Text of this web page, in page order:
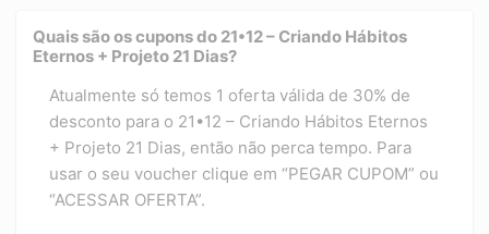
Quais são os cupons do 21•12 – Criando Hábitos
Eternos + Projeto 21 Dias?
Atualmente só temos 1 oferta válida de 30% de
desconto para o 21•12 – Criando Hábitos Eternos
+ Projeto 21 Dias, então não perca tempo. Para
usar o seu voucher clique em “PEGAR CUPOM” ou
“ACESSAR OFERTA”.